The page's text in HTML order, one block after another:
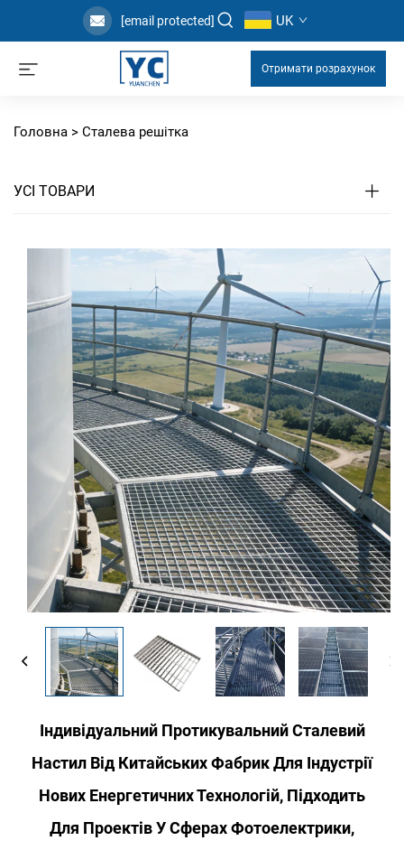
[email protected] UK
Отримати розрахунок
Головна > Сталева решітка
УСІ ТОВАРИ
Індивідуальний Протикувальний Сталевий
Настил Від Китайських Фабрик Для Індустрії
Нових Енергетичних Технологій, Підходить
Для Проектів У Сферах Фотоелектрики,